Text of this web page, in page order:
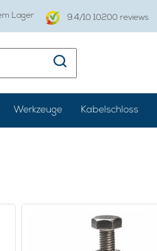
Lager 9.4/10 10200 reviews
Werkzeuge Kabelschloss